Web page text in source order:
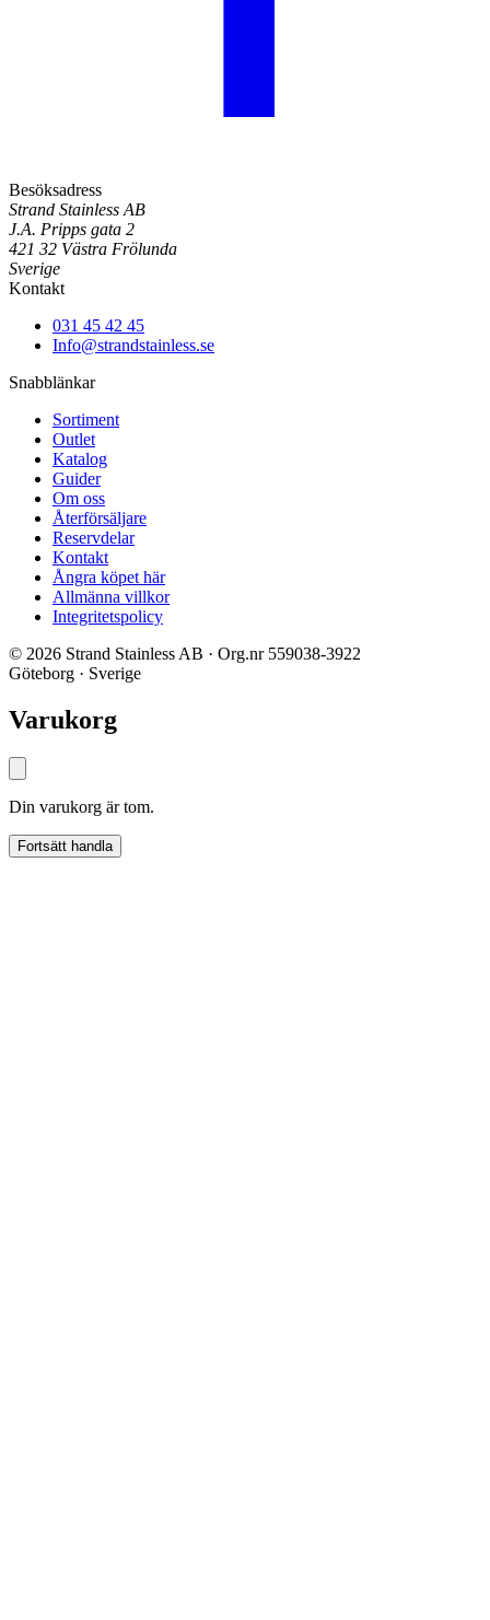
Besöksadress
Strand Stainless AB
J.A. Pripps gata 2
421 32 Västra Frölunda
Sverige
Kontakt
031 45 42 45
Info@strandstainless.se
Snabblänkar
Sortiment
Outlet
Katalog
Guider
Om oss
Återförsäljare
Reservdelar
Kontakt
Ångra köpet här
Allmänna villkor
Integritetspolicy
© 2026 Strand Stainless AB · Org.nr 559038-3922
Göteborg · Sverige
Varukorg
Din varukorg är tom.
Fortsätt handla